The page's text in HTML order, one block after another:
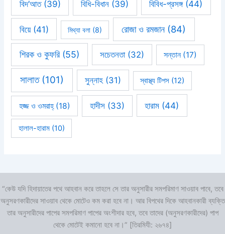
বিদ’আত(39) বিধি-বিধান (39) বিবিধ-প্রসঙ্গ(44)
বিয়ে(41) মিথ্যা বলা(8) রোজা ও রমজান (84)
শিরক ও কুফরি(55) সচেতনতা(32) সন্তান(17)
সালাত(101) সুন্নাহ (31) স্বাস্থ্য টিপস (12)
হজ্জ ও ওমরাহ্‌(18) হাদীস(33) হারাম (44)
হালাল-হারাম(10)
“কেউ যদি হিদায়াতের পথে আহবান করে তাহলে সে তার অনুসারীর সমপরিমাণ সাওয়াব পাবে, তবে
অনুসরণকারীদের সাওয়াব থেকে মোটেও কম করা হবে না। আর বিপথের দিকে আহবানকারী ব্যক্তি
তার অনুসারীদের পাপের সমপরিমাণ পাপের অংশীদার হবে, তবে তাদের (অনুসরণকারীদের) পাপ
থেকে মোটেই কমানো হবে না।” [তিরমিযী: ২৬৭৪]